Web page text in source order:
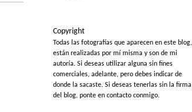
Copyright
Todas las fotografías que aparecen en este blog,
están realizadas por mí misma y son de mi
autoría. Si deseas utilizar alguna sin fines
comerciales, adelante, pero debes indicar de
donde la sacaste. Si deseas tenerlas sin la firma
del blog, ponte en contacto conmigo.